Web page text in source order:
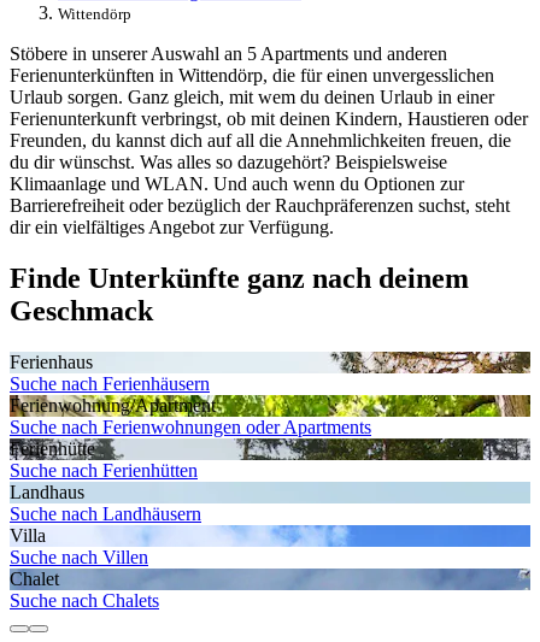
Wittendörp
Stöbere in unserer Auswahl an 5 Apartments und anderen
Ferienunterkünften in Wittendörp, die für einen unvergesslichen
Urlaub sorgen. Ganz gleich, mit wem du deinen Urlaub in einer
Ferienunterkunft verbringst, ob mit deinen Kindern, Haustieren oder
Freunden, du kannst dich auf all die Annehmlichkeiten freuen, die
du dir wünschst. Was alles so dazugehört? Beispielsweise
Klimaanlage und WLAN. Und auch wenn du Optionen zur
Barrierefreiheit oder bezüglich der Rauchpräferenzen suchst, steht
dir ein vielfältiges Angebot zur Verfügung.
Finde Unterkünfte ganz nach deinem
Geschmack
Ferienhaus
Suche nach Ferienhäusern
Ferienwohnung/Apartment
Suche nach Ferienwohnungen oder Apartments
Ferienhütte
Suche nach Ferienhütten
Landhaus
Suche nach Landhäusern
Villa
Suche nach Villen
Chalet
Suche nach Chalets